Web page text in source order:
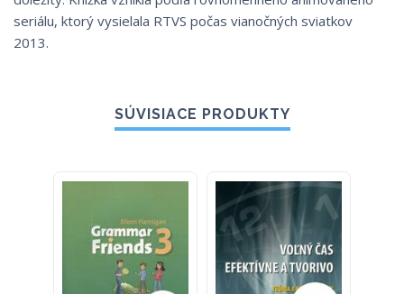
seriálu, ktorý vysielala RTVS počas vianočných sviatkov
2013.
SÚVISIACE PRODUKTY